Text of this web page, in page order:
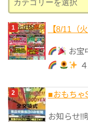
テ
ゴ
リ
ー
【8/11（
お宝
■おもちゃ
お知らせ!!